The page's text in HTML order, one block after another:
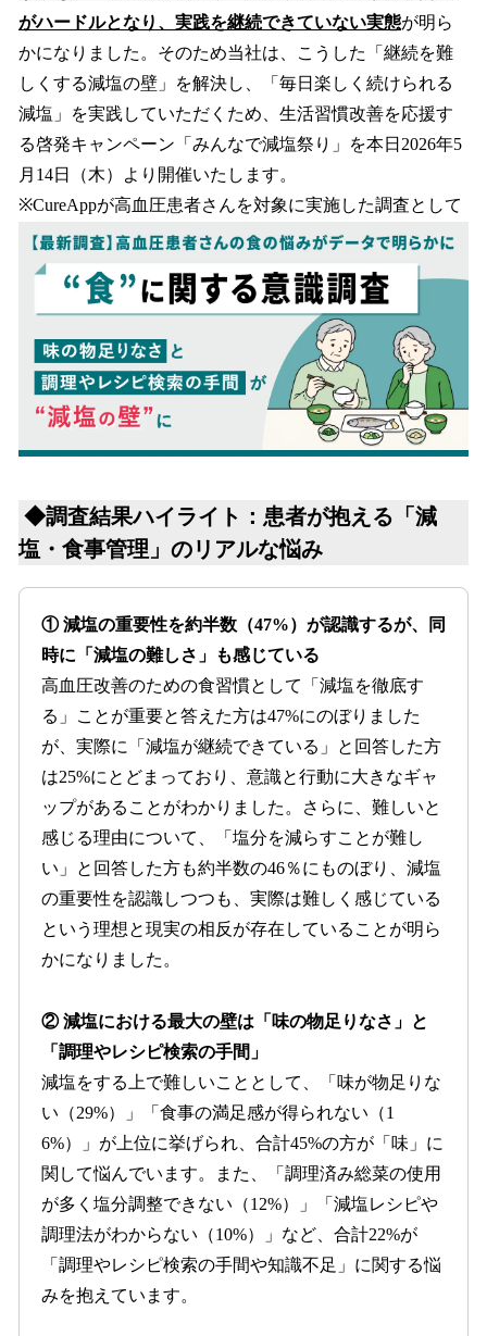
がハードルとなり、実践を継続できていない実態が明ら
かになりました。そのため当社は、こうした「継続を難
しくする減塩の壁」を解決し、「毎日楽しく続けられる
減塩」を実践していただくため、生活習慣改善を応援す
る啓発キャンペーン「みんなで減塩祭り」を本日2026年5
月14日（木）より開催いたします。
※CureAppが高血圧患者さんを対象に実施した調査として
◆調査結果ハイライト：患者が抱える「減
塩・食事管理」のリアルな悩み
① 減塩の重要性を約半数（47%）が認識するが、同
時に「減塩の難しさ」も感じている
高血圧改善のための食習慣として「減塩を徹底す
る」ことが重要と答えた方は47%にのぼりました
が、実際に「減塩が継続できている」と回答した方
は25%にとどまっており、意識と行動に大きなギャ
ップがあることがわかりました。さらに、難しいと
感じる理由について、「塩分を減らすことが難し
い」と回答した方も約半数の46％にものぼり、減塩
の重要性を認識しつつも、実際は難しく感じている
という理想と現実の相反が存在していることが明ら
かになりました。
② 減塩における最大の壁は「味の物足りなさ」と
「調理やレシピ検索の手間」
減塩をする上で難しいこととして、「味が物足りな
い（29%）」「食事の満足感が得られない（1
6%）」が上位に挙げられ、合計45%の方が「味」に
関して悩んでいます。また、「調理済み総菜の使用
が多く塩分調整できない（12%）」「減塩レシピや
調理法がわからない（10%）」など、合計22%が
「調理やレシピ検索の手間や知識不足」に関する悩
みを抱えています。